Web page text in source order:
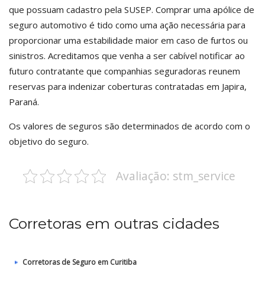
que possuam cadastro pela SUSEP. Comprar uma apólice de
seguro automotivo é tido como uma ação necessária para
proporcionar uma estabilidade maior em caso de furtos ou
sinistros. Acreditamos que venha a ser cabível notificar ao
futuro contratante que companhias seguradoras reunem
reservas para indenizar coberturas contratadas em Japira,
Paraná.
Os valores de seguros são determinados de acordo com o
objetivo do seguro.
Avaliação: stm_service
Corretoras em outras cidades
Corretoras de Seguro em Curitiba